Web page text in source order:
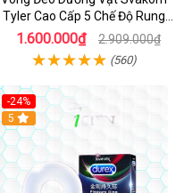
Tyler Cao Cấp 5 Chế Độ Rung
Mạnh Mẽ Kích Thích Điểm G
1.600.000₫ 2.909.000₫
(560)
-24%
5